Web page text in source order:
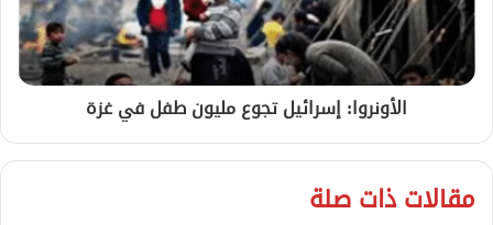
الأونروا: إسرائيل تجوع مليون طفل في غزة
مقالات ذات صلة